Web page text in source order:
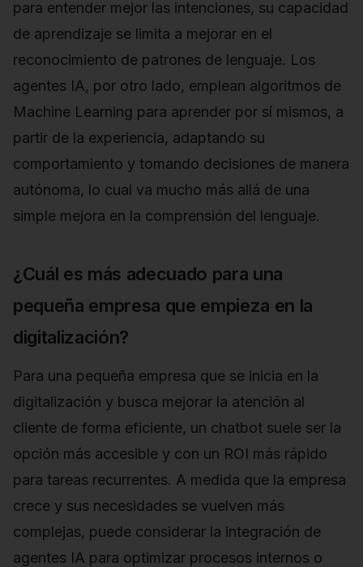
para entender mejor las intenciones, su capacidad
de aprendizaje se limita a mejorar en el
reconocimiento de patrones de lenguaje. Los
agentes IA, por otro lado, emplean algoritmos de
Machine Learning para aprender por sí mismos, a
partir de la experiencia, adaptando su
comportamiento y tomando decisiones de manera
autónoma, lo cual va mucho más allá de una
simple mejora en la comprensión del lenguaje.
¿Cuál es más adecuado para una
pequeña empresa que empieza en la
digitalización?
Para una pequeña empresa que se inicia en la
digitalización y busca mejorar la atención al
cliente de forma eficiente, un chatbot suele ser la
opción más accesible y con un ROI más rápido
para tareas recurrentes. A medida que la empresa
crece y sus necesidades se vuelven más
complejas, puede considerar la integración de
agentes IA para optimizar procesos internos o